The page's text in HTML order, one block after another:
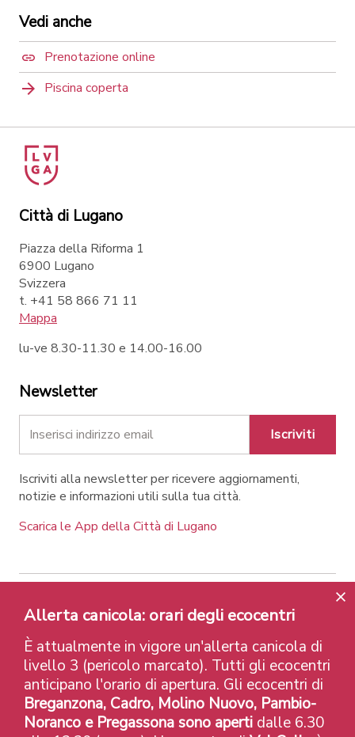
Vedi anche
Prenotazione online
Piscina coperta
Città di Lugano
Piazza della Riforma 1
6900 Lugano
Svizzera
t. +41 58 866 71 11
Mappa
lu-ve 8.30-11.30 e 14.00-16.00
Newsletter
Iscriviti
Iscriviti alla newsletter per ricevere aggiornamenti,
notizie e informazioni utili sulla tua città.
Scarica le App della Città di Lugano
Contatti Link Note legali
Privacy Policy
Label e riconoscimenti
Credits
© 2026 Città di Lugano
Allerta canicola: orari degli ecocentri
È attualmente in vigore un'allerta canicola di
livello 3 (pericolo marcato). Tutti gli ecocentri
anticipano l'orario di apertura. Gli ecocentri di
Breganzona, Cadro, Molino Nuovo, Pambio-
Noranco e Pregassona sono aperti dalle 6.30